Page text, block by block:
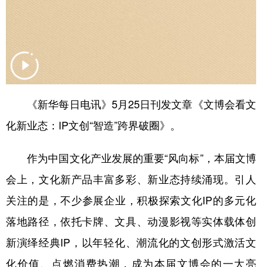
四川
陕西 甘肃 青海 宁夏
新疆 内蒙古 黑龙江
多语种频道
English Español Français عربى
Русский язык 日本語 한국어
Deutsch Português
《新华每日电讯》5月25日刊发文章《文博会看文
化新业态：IP文创“智造”跨界破圈》。
作为中国文化产业发展的重要“风向标”，本届文博
会上，文化新产品丰富多彩、新业态持续涌现。引人
关注的是，不少参展企业，积极探索文化IP的多元化
落地路径，依托卡牌、文具、动漫影视等实体载体创
新演绎经典IP，以年轻化、潮流化的文创形式激活文
化价值、点燃消费热潮，成为本届文博会的一大亮